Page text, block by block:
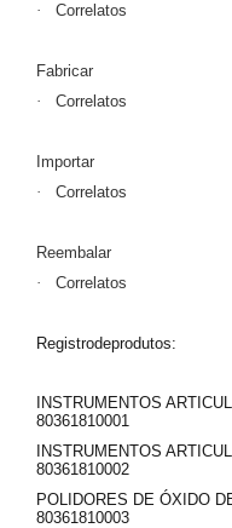
·
Correlatos
Fabricar
·
Correlatos
Importar
·
Correlatos
Reembalar
·
Correlatos
Registrodeprodutos:
INSTRUMENTOS
80361810001
INSTRUMENTOS
80361810002
POLIDORES DE ÓXIDO
80361810003